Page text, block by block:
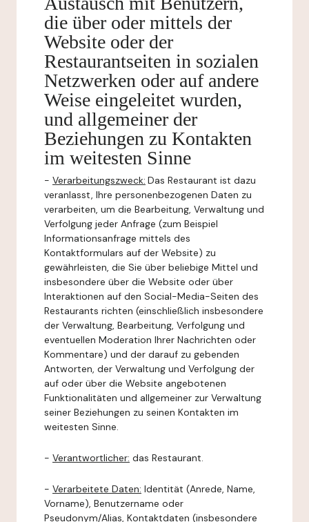
die über oder mittels der
Website oder der
Restaurantseiten in sozialen
Netzwerken oder auf andere
Weise eingeleitet wurden,
und allgemeiner der
Beziehungen zu Kontakten
im weitesten Sinne
- Verarbeitungszweck: Das Restaurant ist dazu
veranlasst, Ihre personenbezogenen Daten zu
verarbeiten, um die Bearbeitung, Verwaltung und
Verfolgung jeder Anfrage (zum Beispiel
Informationsanfrage mittels des
Kontaktformulars auf der Website) zu
gewährleisten, die Sie über beliebige Mittel und
insbesondere über die Website oder über
Interaktionen auf den Social-Media-Seiten des
Restaurants richten (einschließlich insbesondere
der Verwaltung, Bearbeitung, Verfolgung und
eventuellen Moderation Ihrer Nachrichten oder
Kommentare) und der darauf zu gebenden
Antworten, der Verwaltung und Verfolgung der
auf oder über die Website angebotenen
Funktionalitäten und allgemeiner zur Verwaltung
seiner Beziehungen zu seinen Kontakten im
weitesten Sinne.
- Verantwortlicher: das Restaurant.
- Verarbeitete Daten: Identität (Anrede, Name,
Vorname), Benutzername oder
Pseudonym/Alias, Kontaktdaten (insbesondere